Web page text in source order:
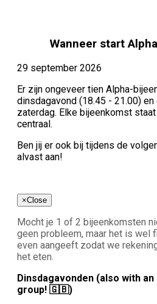
Wanneer start
29 september 2026
Er zijn ongeveer tien Alpha-
dinsdagavond (18.45 - 21.00)
zaterdag. Elke bijeenkomst
centraal.
Ben jij er ook bij tijdens de
alvast aan!
×Close
Mocht je 1 of 2 bijeenkomsten
geen probleem, maar het is wel
even aangeeft zodat we
het eten.
Dinsdagavonden (also with
group! 🇬🇧)